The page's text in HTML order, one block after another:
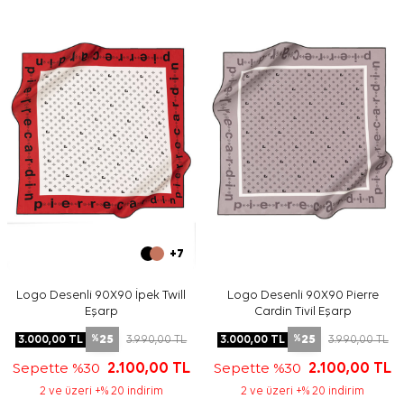
+7
Logo Desenli 90X90 İpek Twill
Eşarp
3.000,00 TL %25 3.990,00TL
Sepette %30 2.100,00 TL
2 ve üzeri +% 20 indirim
Logo Desenli 90X90 Pierre
Cardin Tivil Eşarp
3.000,00TL %25 3.990,00TL
Sepette %30 2.100,00 TL
2 ve üzeri +% 20 indirim